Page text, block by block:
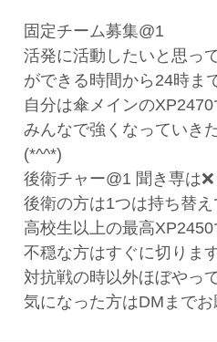
固定チーム募集@1
活発に活動したいと思っ
ができる時間から24時ま
自分は傘メインのXP2470
みんなで強くなっていき
(*^^*)
後衛チャー@1 聞き専は❌
後衛の方は1つは持ち替え
高校生以上の最高
不穏な方はすぐに切りま
対抗戦の時以外ほぼやっ
気になった方はDMまで